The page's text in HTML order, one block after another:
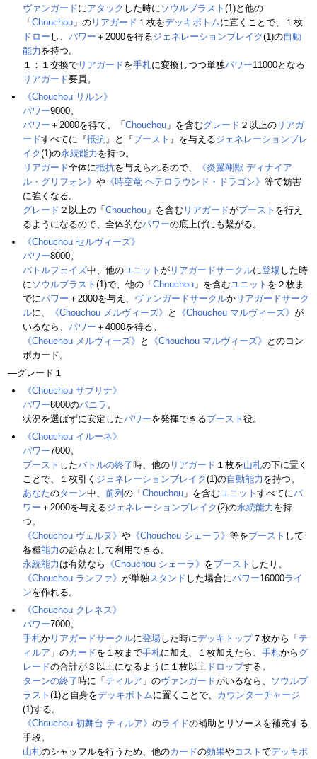
ヴァンガードにアタック した時に ソウルブラスト (1)と他の
「 Chouchou 」の リアガード １枚をデッキボトムに置くことで、１枚
ドロー し、 パワー ＋2000を得るジェネレーションブレイク(1)の自動
能力 を持つ。
１：１交換で リアガードを手札に変換しつつ単独パワー11000となる
リアガード要員。
《Chouchou リルン》
パワー9000。
パワー ＋2000を得て、「 Chouchou 」を含むグレード ２以上の リアガ
ードすべてに『抵抗 』と『ブースト 』を与えるジェネレーションブレ
イク(1)の永続能力 を持つ。
リアガード全体に抵抗を与えられるので、
《炎翼剛獣 ディナイア
ル・グリフォン》 や 《時空竜 ヘテロラウンド・ドラゴン》 等で妨害
に強くなる。
グレード ２以上の「 Chouchou 」を含む リアガードがブースト を行え
るようになるので、全体的なパワーの底上げにも繫がる。
《Chouchou セルヴィーズ》
パワー8000。
バトルフェイズ中、他のユニット が リアガードサークルに登場した時
に ソウルブラスト (1)で、他の「 Chouchou 」を含むユニット を２枚ま
でにパワー ＋2000を与え、 ヴァンガードサークルか リアガードサーク
ルに、 《Chouchou メルヴィーズ》 と 《Chouchou マルヴィーズ》 が
いるなら、 パワー ＋4000を得る。
《Chouchou メルヴィーズ》 と 《Chouchou マルヴィーズ》 とのコン
ボカード。
―グレード１
《Chouchou サブリナ》
パワー8000のバニラ 。
状況を選ばずに安定したパワーを発揮できるブースト 役。
《Chouchou イルーネ》
パワー7000。
ブースト したバトルの終了時、他の リアガード １枚を山札の下に置く
ことで、１枚引く ジェネレーションブレイク(1)の自動能力 を持つ。
あなたのターン中、 前列 の「 Chouchou 」を含むユニット すべてにパ
ワー ＋2000を与えるジェネレーションブレイク(2)の永続能力 を持
つ。
《Chouchou ヴェルヌ》 や 《Chouchou シェーラ》 等をブースト して
各種能力の起点として利用できる。
永続能力 は有効なら 《Chouchou シェーラ》 をブースト したり、
《Chouchou ランファ》 が単独 スタンド した場合にパワー16000ライ
ンを作れる。
《Chouchou クレネス》
パワー7000。
手札か リアガードサークルに登場した時にデッキトップ７枚から「 テ
ィルア 」のカードを１枚まで手札に加え、１枚加えたら、 手札から グ
レードの合計が３以上になるように１枚以上 ドロップする。
ターンの終了時に「 ティルア 」のヴァンガードがいるなら、
ソウルブ
ラスト (1)と自身をデッキボトムに置くことで、 カウンターチャージ
(1)する。
《Chouchou 初舞台 ティルア》 のライドの補助とリソースを補充する
手段。
山札のシャッフルを行うため、他のカードの効果やコスト でデッキボ